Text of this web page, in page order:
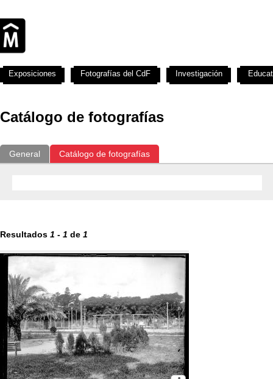
Catálogo de fotografías
General Catálogo de fotografías
Resultados 1 - 1 de 1
Exposiciones Fotografías del CdF Investigación